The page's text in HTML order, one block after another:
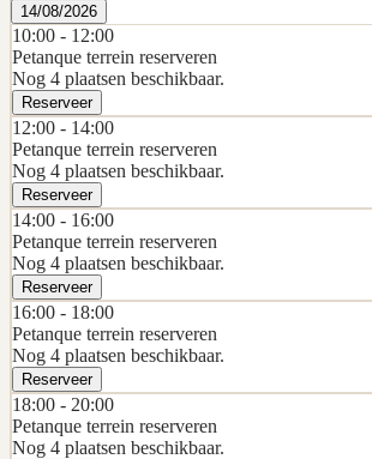
14/08/2026
10:00 - 12:00
Petanque terrein reserveren
Nog 4 plaatsen beschikbaar.
Reserveer
12:00 - 14:00
Petanque terrein reserveren
Nog 4 plaatsen beschikbaar.
Reserveer
14:00 - 16:00
Petanque terrein reserveren
Nog 4 plaatsen beschikbaar.
Reserveer
16:00 - 18:00
Petanque terrein reserveren
Nog 4 plaatsen beschikbaar.
Reserveer
18:00 - 20:00
Petanque terrein reserveren
Nog 4 plaatsen beschikbaar.